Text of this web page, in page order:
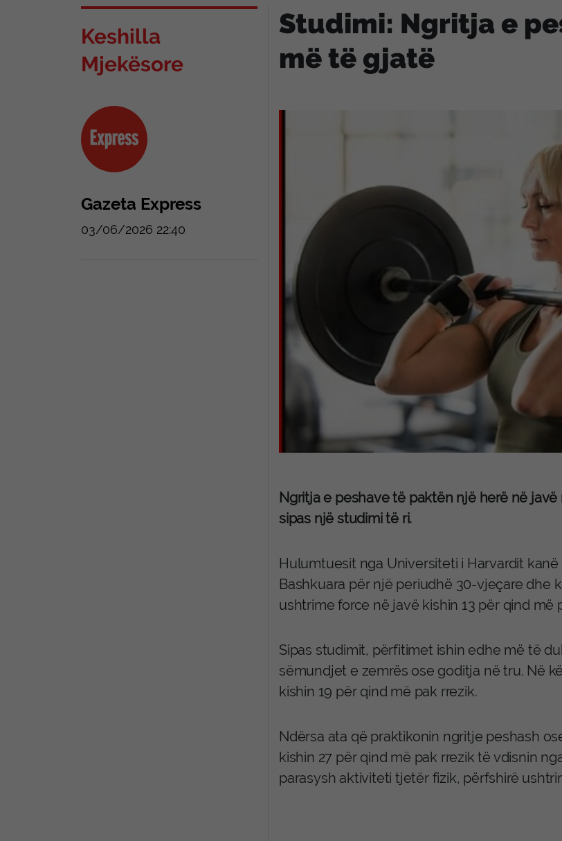
Keshilla
Mjekësore
Gazeta Express
03/06/2026 22:40
Studimi: Ngritja e
më të gjatë
Ngritja e peshave të paktën një herë në
sipas një studimi të ri.
Hulumtuesit nga Universiteti i Harvardit
Bashkuara për një periudhë 30-vjeçare dhe
ushtrime force në javë kishin 13 për qind
Sipas studimit, përfitimet ishin edhe më të
sëmundjet e zemrës ose goditja në tru. Në
kishin 19 për qind më pak rrezik.
Ndërsa ata që praktikonin ngritje peshash
kishin 27 për qind më pak rrezik të vdisnin
parasysh aktiviteti tjetër fizik, përfshirë